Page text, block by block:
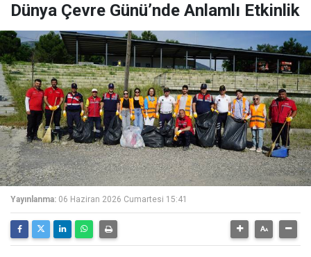
Dünya Çevre Günü’nde Anlamlı Etkinlik
Yayınlanma: 06 Haziran 2026 Cumartesi 15:41